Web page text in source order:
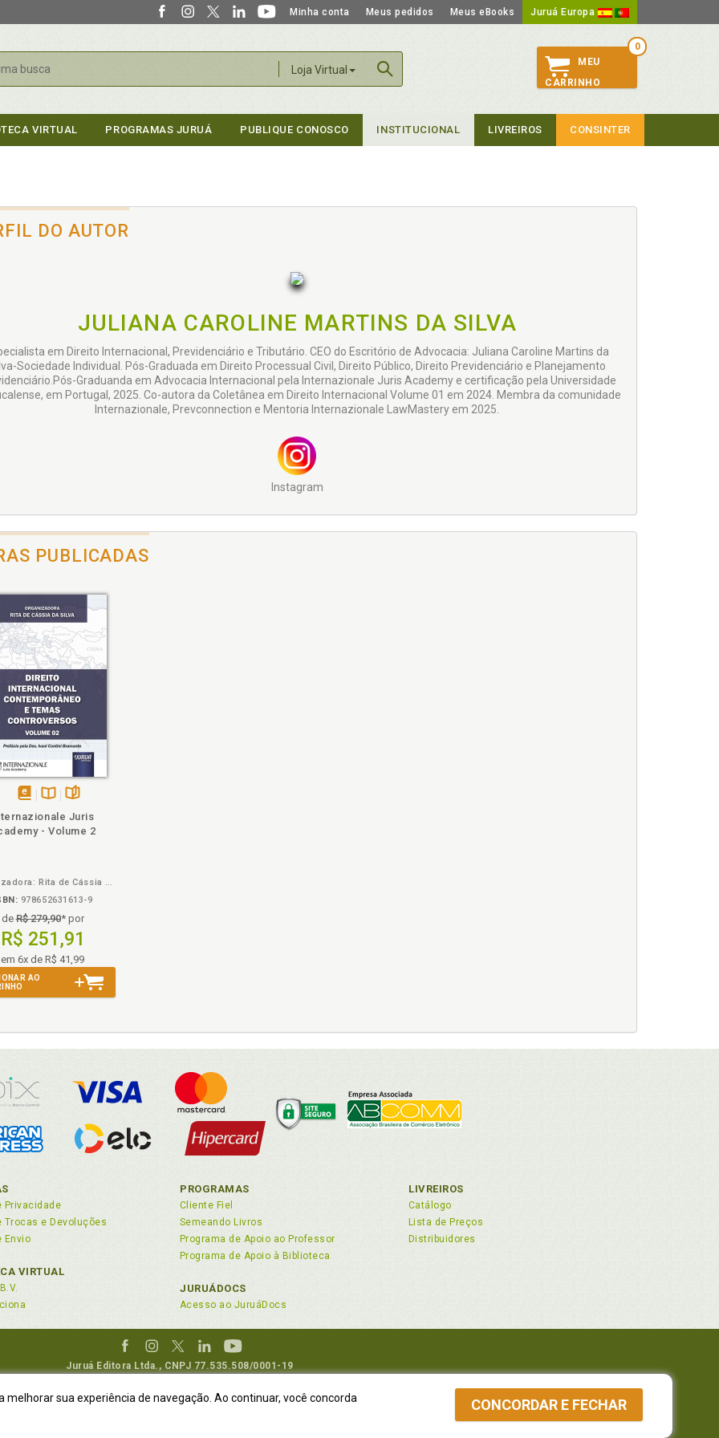
Minha conta Meus pedidos Meus eBooks Juruá Europa
Loja Virtual
0
MEU
CARRINHO
VIRTUAL PROGRAMAS JURUÁ PUBLIQUE CONOSCO INSTITUCIONAL LIVREIROS CONSINTER
DO AUTOR
JULIANA CAROLINE MARTINS DA SILVA
em Direito Internacional, Previdenciário e Tributário. CEO do Escritório de Advocacia: Juliana Caroline Martins da
Sociedade Individual. Pós-Graduada em Direito Processual Civil, Direito Público, Direito Previdenciário e Planejamento
Graduanda em Advocacia Internacional pela Internazionale Juris Academy e certificação pela Universidade
em Portugal, 2025. Co-autora da Coletânea em Direito Internacional Volume 01 em 2024. Membra da comunidade
Internazionale, Prevconnection e Mentoria Internazionale LawMastery em 2025.
Instagram
PUBLICADAS
eBook
na
Juris
- Volume 2
Organizadora: Rita de Cássia da Silva
978652631613-9
deR$ 279,90* por
R$ 251,91
em 6x de R$ 41,99
AO
Privacidade
Trocas e Devoluções
Envio
VIRTUAL
PROGRAMAS
Cliente Fiel
Semeando Livros
Programa de Apoio ao Professor
Programa de Apoio à Biblioteca
JURUÁDOCS
Acesso ao JuruáDocs
LIVREIROS
Catálogo
Lista de Preços
Distribuidores
Juruá Editora Ltda., CNPJ 77.535.508/0001-19
R. Flávio Dallegrave, 7665, São Lourenço |Curitiba - Paraná - CEP 82210-310
melhorar sua experiência de navegação. Ao continuar, você concorda
CONCORDAR E FECHAR